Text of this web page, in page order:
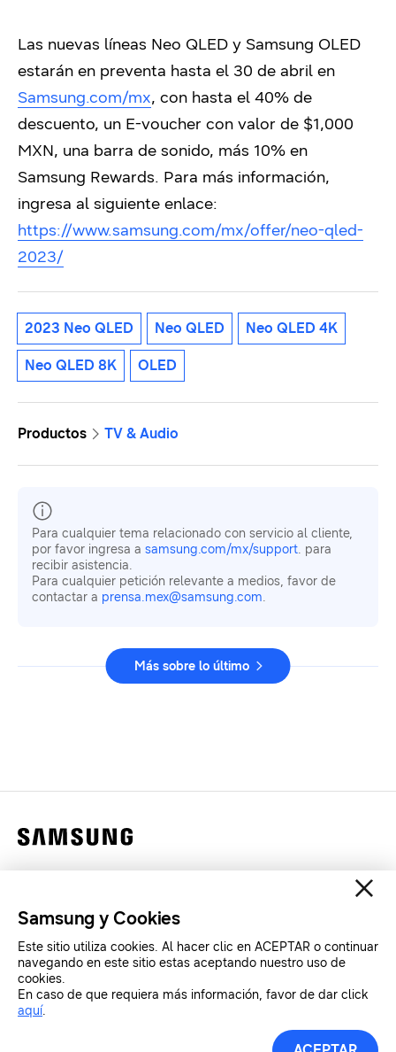
Las nuevas líneas Neo QLED y Samsung OLED
estarán en preventa hasta el 30 de abril en
Samsung.com/mx, con hasta el 40% de
descuento, un E-voucher con valor de $1,000
MXN, una barra de sonido, más 10% en
Samsung Rewards. Para más información,
ingresa al siguiente enlace:
https://www.samsung.com/mx/offer/neo-qled-
2023/
2023 Neo QLED Neo QLED Neo QLED 4K
Neo QLED 8K OLED
Productos TV & Audio
Para cualquier tema relacionado con servicio al cliente,
por favor ingresa a samsung.com/mx/support. para
recibir asistencia.
Para cualquier petición relevante a medios, favor de
contactar a prensa.mex@samsung.com.
Más sobre lo último
Legales
SAMSUNG.COM
Copyright© SAMSUNG All Rights Reserved.
Samsung y Cookies
Este sitio utiliza cookies. Al hacer clic en ACEPTAR o continuar
navegando en este sitio estas aceptando nuestro uso de
cookies.
En caso de que requiera más información, favor de dar click
aquí.